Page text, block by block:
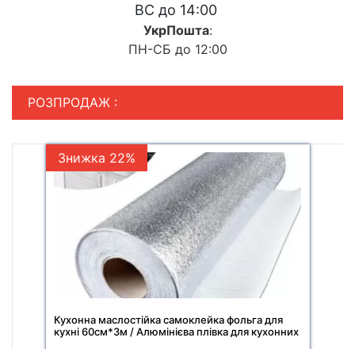
ВС до 14:00
УкрПошта:
ПН-СБ до 12:00
РОЗПРОДАЖ :
Знижка 22%
Кухонна маслостійка самоклейка фольга для
кухні 60см*3м / Алюмінієва плівка для кухонних